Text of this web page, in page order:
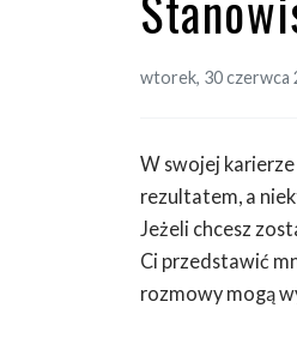
wtorek, 30 czerwca
W swojej karierze
rezultatem, a
Jeżeli chcesz
Ci przedstawić
rozmowy mogą